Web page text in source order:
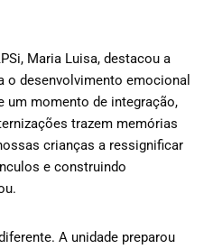
Maria Luisa, destacou a
o desenvolvimento emocional
um momento de integração,
trazem memórias
crianças a ressignificar
e construindo
A unidade preparou